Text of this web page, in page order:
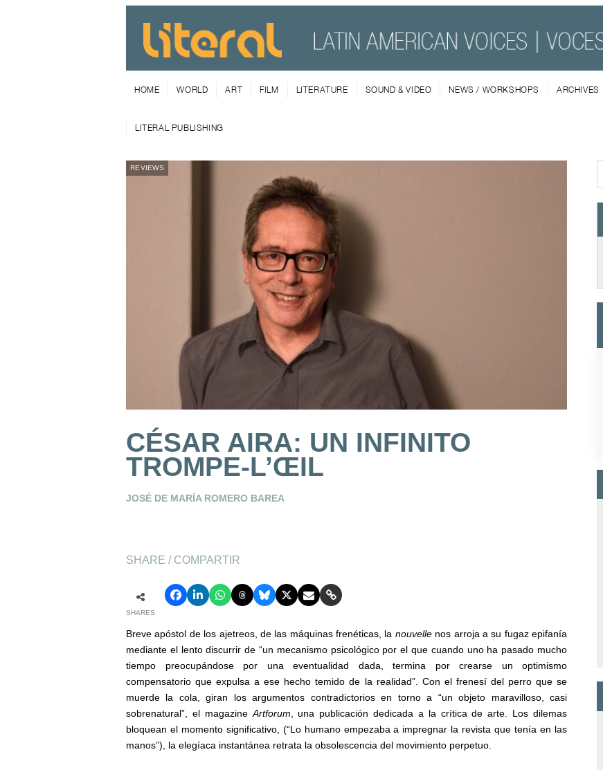
HOME WORLD ART FILM LITERATURE SOUND & VIDEO NEWS / WORKSHOPS ARCHIVES
LITERAL PUBLISHING
REVIEWS
CÉSAR AIRA: UN INFINITO
TROMPE-L’ŒIL
JOSÉ DE MARÍA ROMERO BAREA
SHARE / COMPARTIR
SHARES
Breve apóstol de los ajetreos, de las máquinas frenéticas, la nouvellenos arroja a su fugaz epifanía
mediante el lento discurrir de “un mecanismo psicológico por el que cuando uno ha pasado mucho
tiempo preocupándose por una eventualidad dada, termina por crearse un optimismo
compensatorio que expulsa a ese hecho temido de la realidad”. Con el frenesí del perro que se
muerde la cola, giran los argumentos contradictorios en torno a “un objeto maravilloso, casi
sobrenatural”, el magazine Artforum , una publicación dedicada a la crítica de arte. Los dilemas
bloquean el momento significativo, (“Lo humano empezaba a impregnar la revista que tenía en las
manos”), la elegíaca instantánea retrata la obsolescencia del movimiento perpetuo.